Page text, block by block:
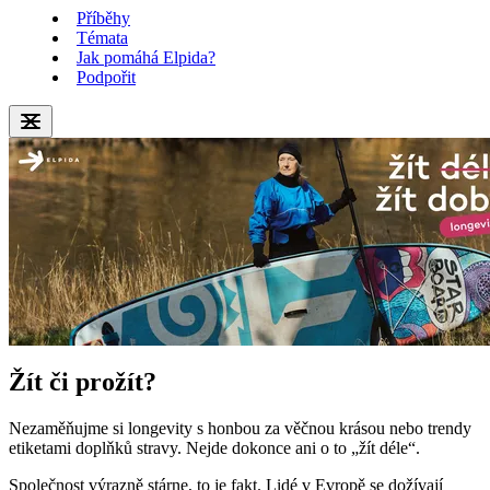
Příběhy
Témata
Jak pomáhá Elpida?
Podpořit
Žít či prožít?
Nezaměňujme si longevity s honbou za věčnou krásou nebo trendy
etiketami doplňků stravy. Nejde dokonce ani o to „žít déle“.
Společnost výrazně stárne, to je fakt. Lidé v Evropě se dožívají